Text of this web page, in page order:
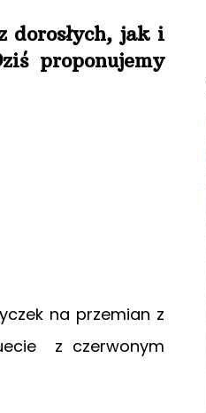
dorosłych, jak i
proponujemy
na przemian z
z czerwonym